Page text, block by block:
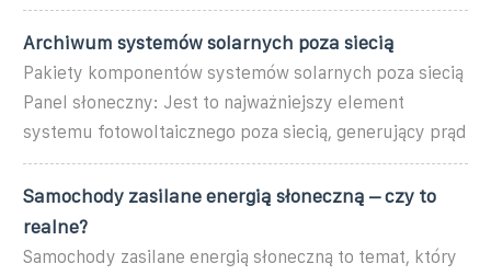
Archiwum systemów solarnych poza siecią
Pakiety komponentów systemów solarnych poza siecią
Panel słoneczny: Jest to najważniejszy element
systemu fotowoltaicznego poza siecią, generujący prąd
Samochody zasilane energią słoneczną – czy to
realne?
Samochody zasilane energią słoneczną to temat, który